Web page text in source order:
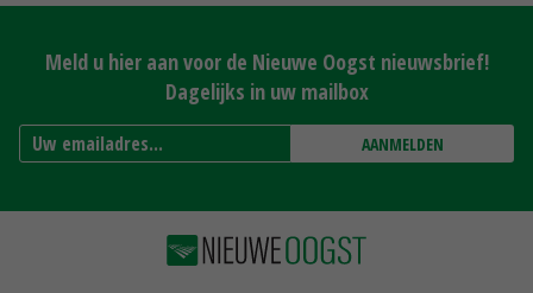
Meld u hier aan voor de Nieuwe Oogst nieuwsbrief!
Dagelijks in uw mailbox
AANMELDEN